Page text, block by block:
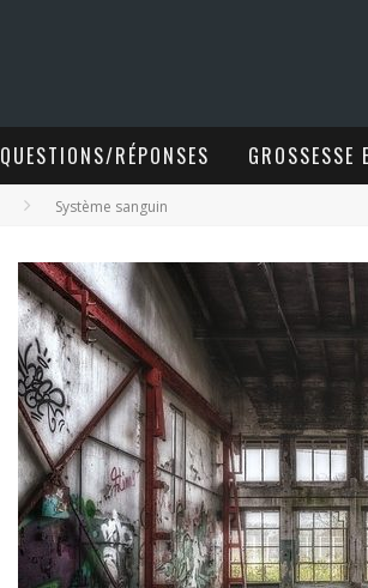
QUESTIONS/RÉPONSES GROSSESSE
Système sanguin